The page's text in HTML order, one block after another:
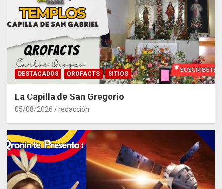
DESTACADOS QROFACTS SITIOS
La Capilla de San Gregorio
05/08/2026 redacción